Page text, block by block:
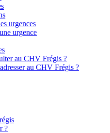
urgences
urgence
au CHV Frégis ?
au CHV Frégis ?
?